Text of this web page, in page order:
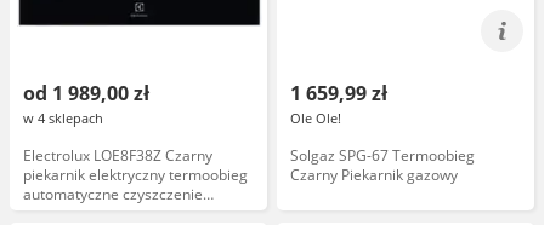
od 1 989,00 zł
w 4 sklepach
Electrolux LOE8F38Z Czarny
piekarnik elektryczny termoobieg
automatyczne czyszczenie
sterowanie dotykowe
1 659,99 zł
Ole Ole!
Solgaz SPG-67 Termoobieg
Czarny Piekarnik gazowy